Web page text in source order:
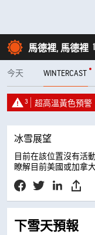
馬德裡, 馬德裡
今天 WINTERCAST
3 超高溫黃色預警
冰雪展望
目前在該位置沒有活
瞭解目前美國或加拿
下雪天預報